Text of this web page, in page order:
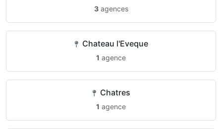
3agences
Chateau l'Eveque
1 agence
Chatres
1 agence